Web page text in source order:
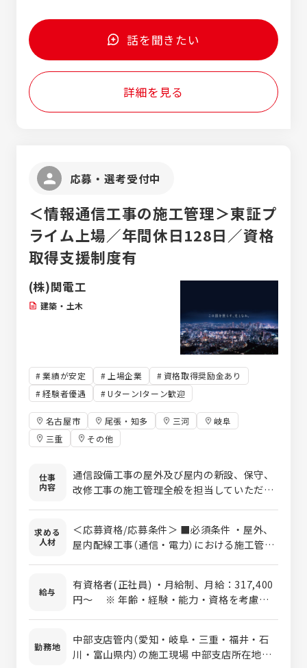
り組んでください。
験・資格により上下する可能性があります。
6階 （最寄駅：伏見駅、徒歩5分） ※転勤：工
事対応で他県に出張の可能性有り（特に静
岡・長野県） 受動喫煙対策：屋内執務フロア
全面禁煙
話を聞きたい
詳細を見る
応募・選考受付中
＜情報通信工事の施工管理＞東証プ
ライム上場／年間休日128日／資格
取得支援制度有
(株)関電工
建築・土木
業績が安定 上場企業
資格取得奨励金あり
経験者優遇
UターンIターン歓迎
名古屋市 尾張・知多 三河
岐阜
三重
その他
仕事
内容
通信設備工事の屋外及び屋内の新設、保守、
改修工事の施工管理全般を担当していただき
質管理・事務管理などを通じて、現場のモチ
ベーション・生産性を高めていく役割です。
通信事業者など、様々な関係者との折衝も担
当していただきます。 数百万円から数億円規
模の工事を手掛けており、あなたのキャリア
関電工の仕事のスタイルを学んでいただく期
間と考えています。じっくり腰を落ち着けて
求める
人材
＜応募資格/応募条件＞ ■必須条件 ・屋外、
屋内配線工事（通信・電力）における施工管理
れかの資格をお持ちの方 ・1級電気工事施工
管理技士、1級電気工事施工管理技士補、ま
たは2級電気工事施工管理技士 ・1級電気通信
工事施工管理技士、1級電気通信工事施工管
理技士補、または2級電気通信工事施工管理
給与
有資格者(正社員) ・月給制、月給：317,400
円～ ※ 年齢・経験・能力・資格を考慮の
25歳/673万円、30歳/723万円、35歳/945
万円、40歳/1,076万円、45歳/1,123万円
勤務地
中部支店管内（愛知・岐阜・三重・福井・石
川・富山県内）の施工現場 中部支店所在地：